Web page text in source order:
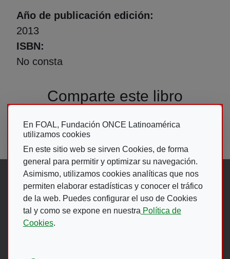
En FOAL, Fundación ONCE Latinoamérica
utilizamos cookies
En este sitio web se sirven Cookies, de forma
general para permitir y optimizar su navegación.
Asimismo, utilizamos cookies analíticas que nos
permiten elaborar estadísticas y conocer el tráfico
de la web. Puedes configurar el uso de Cookies
tal y como se expone en nuestra Política de
Cookies.
Año de publicación edición
2013
ISBN
No consta
Comparte este libro
Síguenos en:
Abre en ventana nueva. Ir a
Abre en ventana nueva. Ir
(Abre en nueva ventana)
Abre en ventana
(Abre en nueva
Abre en ventana
(Abre en nueva